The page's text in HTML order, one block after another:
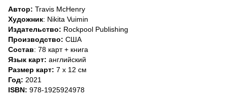
Автор: Travis McHenry
Художник: Nikita Vuimin
Издательство: Rockpool Publishing
Производство: США
Состав: 78 карт + книга
Язык карт: английский
Размер карт: 7 х 12 см
Год: 2021
ISBN: 978-1925924978